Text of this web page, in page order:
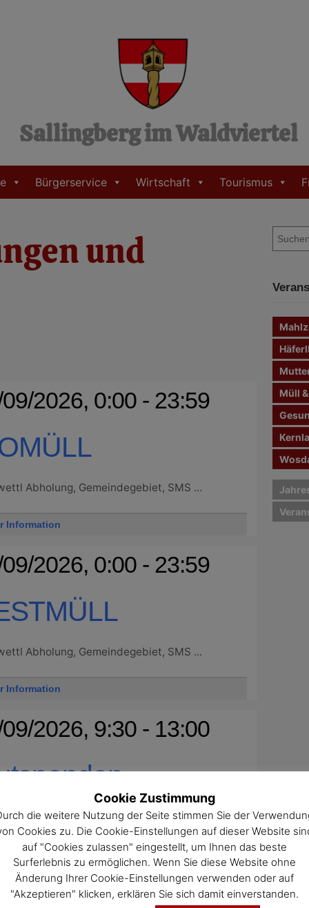
Sallingberg im Waldviertel
Bürgerservice Wirtschaft Tourismus
und
2026, 0:00 - 23:59
Abholung, Gemeindegebiet, SMS ...
Information
2026, 0:00 - 23:59
Abholung, Gemeindegebiet, SMS ...
Information
2026, 9:30 - 13:00
Samstag, 12. September 2026 ...
Information
2026, 18:30 - 20:30
e
n
a
h
Müll
Cookie Zustimmung
die weitere Nutzung der Seite stimmen Sie der
Cookies zu. Die Cookie-Einstellungen auf dieser Website
auf "Cookies zulassen" eingestellt, um Ihnen das beste
Surferlebnis zu ermöglichen. Wenn Sie diese Website ohne
Änderung Ihrer Cookie-Einstellungen verwenden oder auf
"Akzeptieren" klicken, erklären Sie sich damit einverstanden.